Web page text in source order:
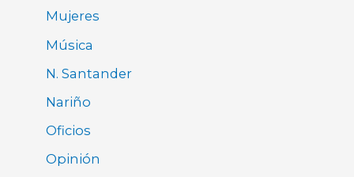
Mujeres
Música
N. Santander
Nariño
Oficios
Opinión